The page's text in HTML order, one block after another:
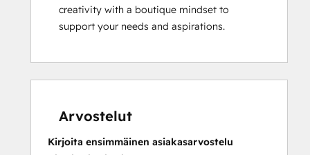
creativity with a boutique mindset to
support your needs and aspirations.
Arvostelut
Kirjoita ensimmäinen asiakasarvostelu